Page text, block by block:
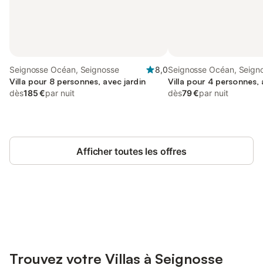
Seignosse Océan, Seignosse
8,0
Villa pour 8 personnes, avec jardin
dès185 €par nuit
Seignosse Océan,
Villa pour 4 personnes,
dès79 €par nuit
Afficher toutes les offres
Trouvez votre Villas à Seignosse